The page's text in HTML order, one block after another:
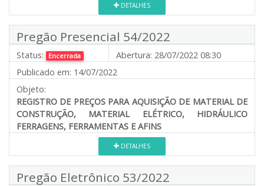
DETALHES
Pregão Presencial 54/2022
Status: Encerrada Abertura: 28/07/2022 08:30
Publicado em: 14/07/2022
Objeto:
REGISTRO DE PREÇOS PARA AQUISIÇÃO DE MATERIAL DE
CONSTRUÇÃO, MATERIAL ELÉTRICO, HIDRÁULICO
FERRAGENS, FERRAMENTAS E AFINS
DETALHES
Pregão Eletrônico 53/2022